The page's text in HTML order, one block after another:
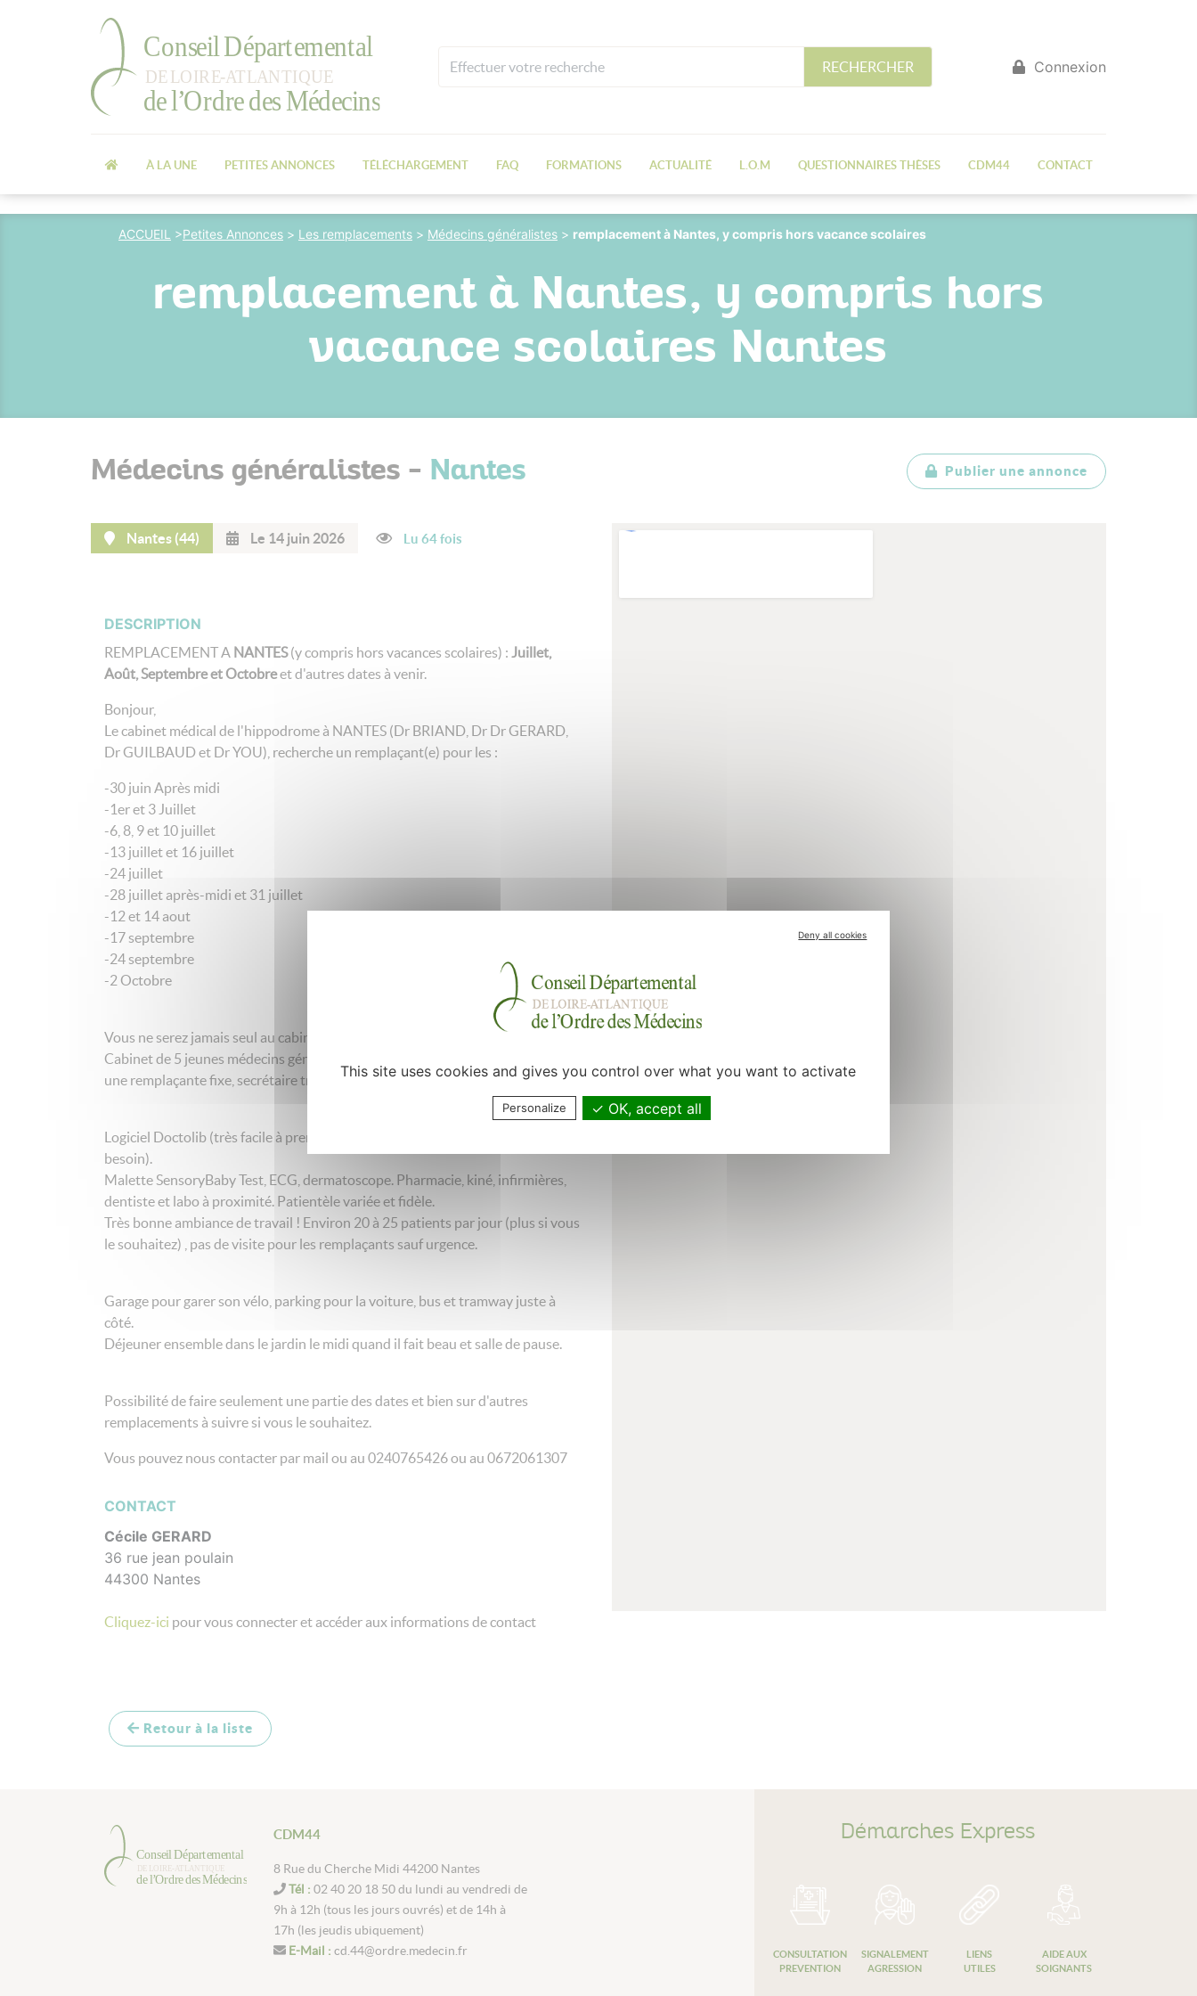
RECHERCHER Connexion
À LA UNE PETITES ANNONCES TÉLÉCHARGEMENT FAQ FORMATIONS ACTUALITÉ L.O.M QUESTIONNAIRES THÈSES CDM44 CONTACT
ACCUEIL >Petites Annonces > Les remplacements > Médecins généralistes > remplacement à Nantes, y compris hors vacance scolaires
remplacement à Nantes, y compris hors
vacance scolaires Nantes
Médecins généralistes - Nantes Publier une annonce
Nantes (44) Le 14 juin 2026 Lu 64 fois
DESCRIPTION
REMPLACEMENT A NANTES(y compris hors vacances scolaires) : Juillet,
Août, Septembre et Octobreet d'autres dates à venir.
Bonjour,
Le cabinet médical de l'hippodrome à NANTES (Dr BRIAND, Dr Dr GERARD,
Dr GUILBAUD et Dr YOU), recherche un remplaçant(e) pour les :
-30 juin Après midi
-1er et 3 Juillet
-6, 8, 9 et 10 juillet
-13 juillet et 16 juillet
-24 juillet
-28 juillet après-midi et 31 juillet
-12 et 14 aout
-17 septembre
-24 septembre
-2 Octobre
Vous ne serez jamais seul au cabinet car les autres médecins seront présents.
Cabinet de 5 jeunes médecins généralistes (1 MSU), avec une collaboratrice et
une remplaçante fixe, secrétaire très efficace et présente toute la journée.
Logiciel Doctolib (très facile à prendre en main et on vous fera une démo si
besoin).
Malette SensoryBaby Test, ECG, dermatoscope. Pharmacie, kiné, infirmières,
dentiste et labo à proximité. Patientèle variée et fidèle.
Très bonne ambiance de travail ! Environ 20 à 25 patients par jour (plus si vous
le souhaitez) , pas de visite pour les remplaçants sauf urgence.
Garage pour garer son vélo, parking pour la voiture, bus et tramway juste à
côté.
Déjeuner ensemble dans le jardin le midi quand il fait beau et salle de pause.
Possibilité de faire seulement une partie des dates et bien sur d'autres
remplacements à suivre si vous le souhaitez.
Vous pouvez nous contacter par mail ou au 0240765426 ou au 0672061307
CONTACT
Cécile GERARD
36 rue jean poulain
44300 Nantes
Cliquez-ici pour vous connecter et accéder aux informations de contact
Retour à la liste
CDM44
8 Rue du Cherche Midi 44200 Nantes
Tél : 02 40 20 18 50 du lundi au vendredi de
9h à 12h (tous les jours ouvrés) et de 14h à
17h (les jeudis ubiquement)
E-Mail : cd.44@ordre.medecin.fr
Démarches Express
CONSULTATION
PREVENTION
SIGNALEMENT
AGRESSION
LIENS
UTILES
AIDE AUX
SOIGNANTS
Deny all cookies
This site uses cookies and gives you control over what you want to activate
Personalize OK, accept all